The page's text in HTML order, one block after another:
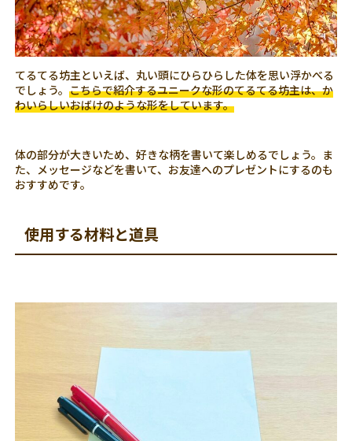
てるてる坊主といえば、丸い頭にひらひらした体を思い浮かべる
でしょう。こちらで紹介するユニークな形のてるてる坊主は、か
わいらしいおばけのような形をしています。
体の部分が大きいため、好きな柄を書いて楽しめるでしょう。ま
た、メッセージなどを書いて、お友達へのプレゼントにするのも
おすすめです。
使用する材料と道具